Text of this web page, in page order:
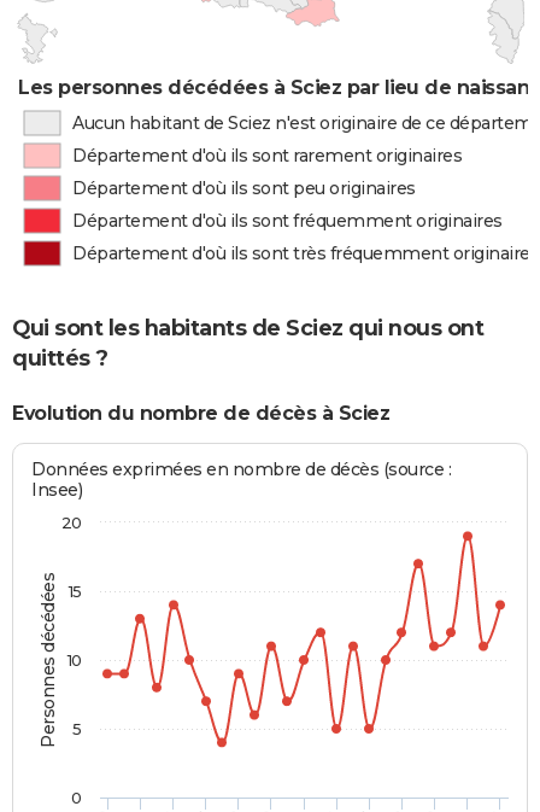
Les personnes décédées à Sciez par lieu de
Aucun habitant de Sciez n'est originaire de ce
Département d'où ils sont rarement originaires
Département d'où ils sont peu originaires
Département d'où ils sont fréquemment originaires
Département d'où ils sont très fréquemment originaires
Qui sont les habitants de Sciez qui nous ont
quittés ?
Evolution du nombre de décès à Sciez
Personnes décédées
Données exprimées en nombre de décès (source :
Insee)
0
5
10
15
20